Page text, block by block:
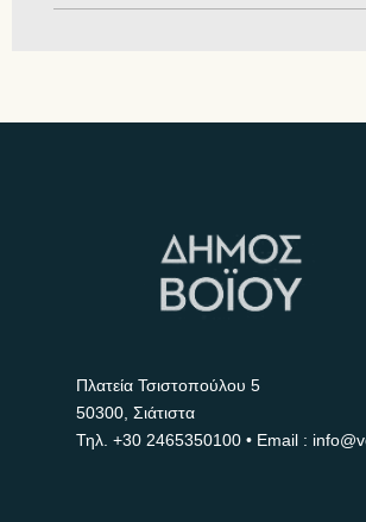
Πλατεία Τσιστοπούλου 5
50300, Σιάτιστα
Τηλ. +30 2465350100 • Email :